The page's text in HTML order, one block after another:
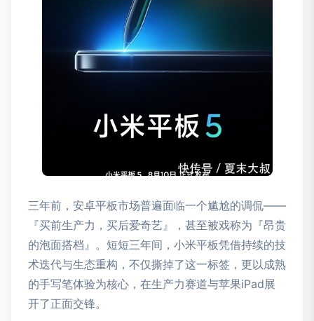
三年前，安卓平板市场普遍面临一个尴尬的调侃——
『买前生产力，买后爱奇艺』，甚至被戏称为『昂贵
的泡面搭档』。短短三年间，小米平板凭借持续的技
术迭代与生态重构，不仅撕掉了这一标签，更以成熟
的手写笔体验为核心，在生产力赛道与苹果iPad展
开了正面交锋。